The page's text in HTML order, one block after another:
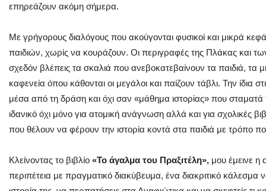
επηρεάζουν ακόμη σήμερα.
Με γρήγορους διαλόγους που ακούγονται φυσικοί και μικρά
παιδιών, χωρίς να κουράζουν. Οι περιγραφές της Πλάκας και
σχεδόν βλέπεις τα σκαλιά που ανεβοκατεβαίνουν τα παιδιά, τα
καφενεία όπου κάθονται οι μεγάλοι και παίζουν τάβλι. Την ίδια
μέσα από τη δράση και όχι σαν «μάθημα ιστορίας» που σταματά
ιδανικό όχι μόνο για ατομική ανάγνωση αλλά και για σχολικές
που θέλουν να φέρουν την ιστορία κοντά στα παιδιά με τρόπο
Κλείνοντας το βιβλίο «Το άγαλμα του Πραξιτέλη», μου έμεινε η
περιπέτεια με πραγματικό διακύβευμα, ένα διακριτικό κάλεσμα